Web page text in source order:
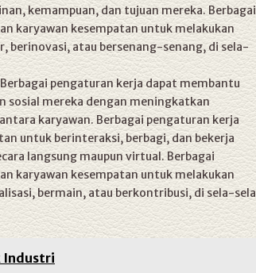
kemampuan, dan tujuan mereka. Berbagai
karyawan kesempatan untuk melakukan
berinovasi, atau bersenang-senang, di sela-
pengaturan kerja dapat membantu
sosial mereka dengan meningkatkan
karyawan. Berbagai pengaturan kerja
untuk berinteraksi, berbagi, dan bekerja
langsung maupun virtual. Berbagai
karyawan kesempatan untuk melakukan
bermain, atau berkontribusi, di sela-sela
Industri